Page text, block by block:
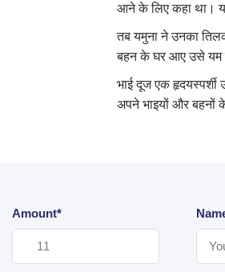
आने के लिए कहा था।
तब यमुना ने उनका
बहन के घर आए उसे यम
भाई दूज एक हृदयस्पर्शी
अपने भाइयों और बहनों
Amount*